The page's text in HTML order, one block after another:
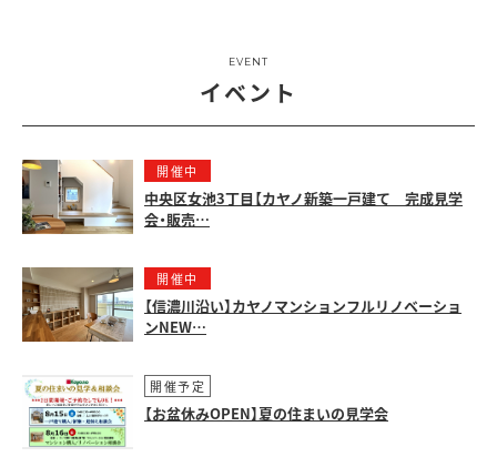
EVENT
イベント
開催中
中央区女池3丁目【カヤノ新築一戸建て 完成見学
会・販売…
開催中
【信濃川沿い】カヤノマンションフルリノベーショ
ンNEW…
開催予定
【お盆休みOPEN】夏の住まいの見学会